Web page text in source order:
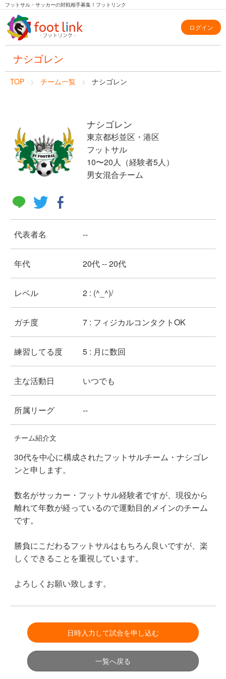
フットサル・サッカーの対戦相手募集！フットリンク
ログイン
ナシゴレン
TOP チーム一覧 ナシゴレン
ナシゴレン
東京都杉並区・港区
フットサル
10〜20人（経験者5人）
男女混合チーム
代表者名 --
年代 20代 -- 20代
レベル 2 : (^_^)/
ガチ度 7 : フィジカルコンタクトOK
練習してる度 5 : 月に数回
主な活動日 いつでも
所属リーグ --
チーム紹介文
30代を中心に構成されたフットサルチーム・ナシゴレ
ンと申します。
数名がサッカー・フットサル経験者ですが、現役から
離れて年数が経っているので運動目的メインのチーム
です。
勝負にこだわるフットサルはもちろん良いですが、楽
しくできることを重視しています。
よろしくお願い致します。
日時入力して試合を申し込む
一覧へ戻る